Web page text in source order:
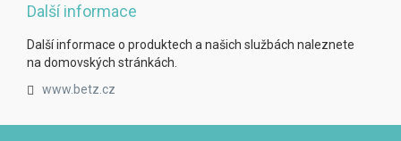
Další informace
Další informace o produktech a našich službách naleznete
na domovských stránkách.
www.betz.cz